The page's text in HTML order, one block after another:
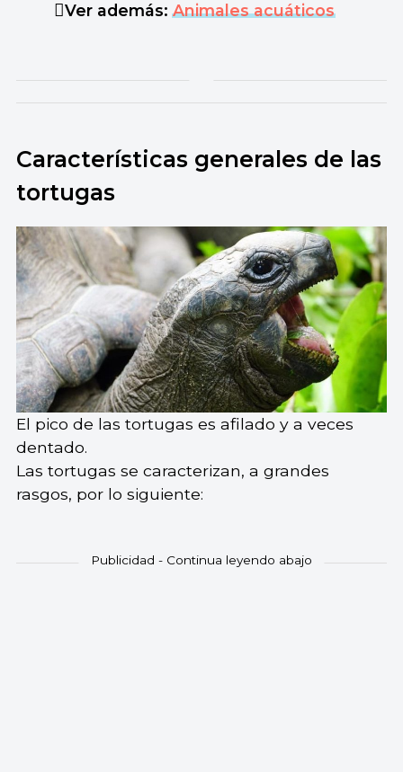
Ver además:Animales acuáticos
Características generales de las
tortugas
El pico de las tortugas es afilado y a veces
dentado.
Las tortugas se caracterizan, a grandes
rasgos, por lo siguiente: